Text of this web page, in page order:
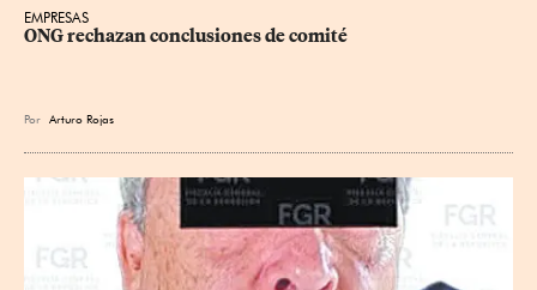
EMPRESAS
ONG rechazan conclusiones de comité
Por Arturo Rojas